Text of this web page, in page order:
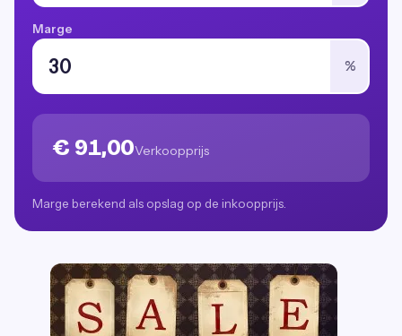
Marge
%
€ 91,00Verkoopprijs
Marge berekend als opslag op de inkoopprijs.